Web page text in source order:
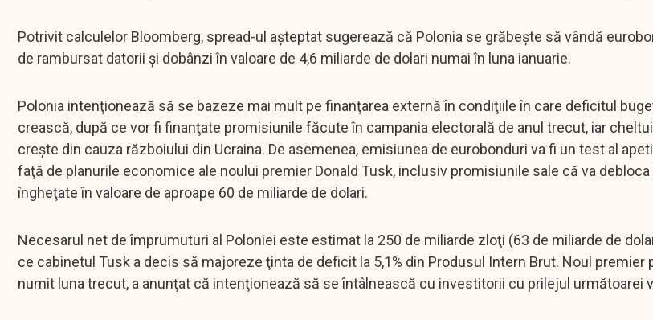
Potrivit calculelor Bloomberg, spread-ul aşteptat sugerează că Polonia se grăbeşte să vândă
de rambursat datorii şi dobânzi în valoare de 4,6 miliarde de dolari numai în luna ianuarie.
Polonia intenţionează să se bazeze mai mult pe finanţarea externă în condiţiile în care deficitul
crească, după ce vor fi finanţate promisiunile făcute în campania electorală de anul trecut, iar
creşte din cauza războiului din Ucraina. De asemenea, emisiunea de eurobonduri va fi un test al
faţă de planurile economice ale noului premier Donald Tusk, inclusiv promisiunile sale că va
îngheţate în valoare de aproape 60 de miliarde de dolari.
Necesarul net de împrumuturi al Poloniei este estimat la 250 de miliarde zloţi (63 de miliarde de
ce cabinetul Tusk a decis să majoreze ţinta de deficit la 5,1% din Produsul Intern Brut. Noul premier
numit luna trecut, a anunţat că intenţionează să se întâlnească cu investitorii cu prilejul următoarei